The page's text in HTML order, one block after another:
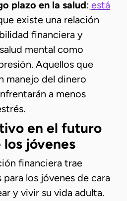
plazo en la salud: está
existe una relación
financiera y
mental como
Aquellos que
manejo del dinero
a menos
en el futuro
jóvenes
financiera trae
los jóvenes de cara
y vivir su vida adulta.